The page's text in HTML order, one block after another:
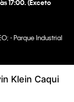
Klein Caqui
17:00. (Exceto
- Parque Industrial